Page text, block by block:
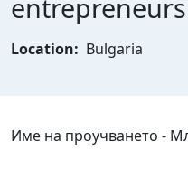
Location: Bulgaria
Име на проучването -